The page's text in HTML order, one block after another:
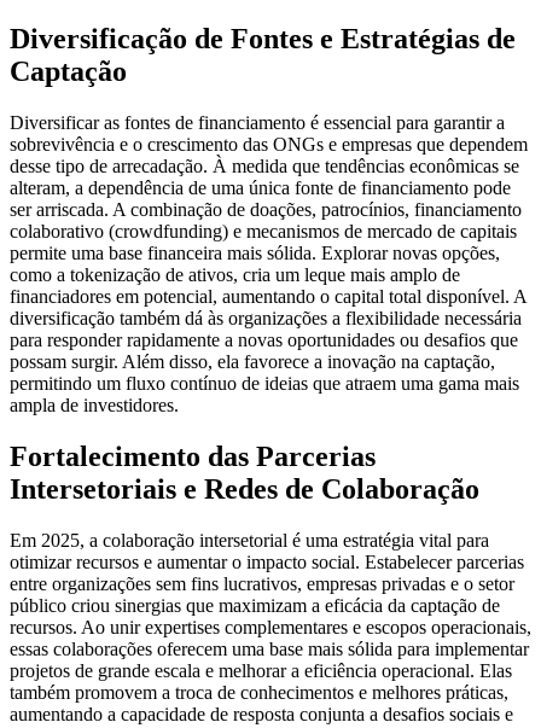
Diversificação de Fontes e Estratégias de
Captação
Diversificar as fontes de financiamento é essencial para garantir a
sobrevivência e o crescimento das ONGs e empresas que dependem
desse tipo de arrecadação. À medida que tendências econômicas se
alteram, a dependência de uma única fonte de financiamento pode
ser arriscada. A combinação de doações, patrocínios, financiamento
colaborativo (crowdfunding) e mecanismos de mercado de capitais
permite uma base financeira mais sólida. Explorar novas opções,
como a tokenização de ativos, cria um leque mais amplo de
financiadores em potencial, aumentando o capital total disponível. A
diversificação também dá às organizações a flexibilidade necessária
para responder rapidamente a novas oportunidades ou desafios que
possam surgir. Além disso, ela favorece a inovação na captação,
permitindo um fluxo contínuo de ideias que atraem uma gama mais
ampla de investidores.
Fortalecimento das Parcerias
Intersetoriais e Redes de Colaboração
Em 2025, a colaboração intersetorial é uma estratégia vital para
otimizar recursos e aumentar o impacto social. Estabelecer parcerias
entre organizações sem fins lucrativos, empresas privadas e o setor
público criou sinergias que maximizam a eficácia da captação de
recursos. Ao unir expertises complementares e escopos operacionais,
essas colaborações oferecem uma base mais sólida para implementar
projetos de grande escala e melhorar a eficiência operacional. Elas
também promovem a troca de conhecimentos e melhores práticas,
aumentando a capacidade de resposta conjunta a desafios sociais e